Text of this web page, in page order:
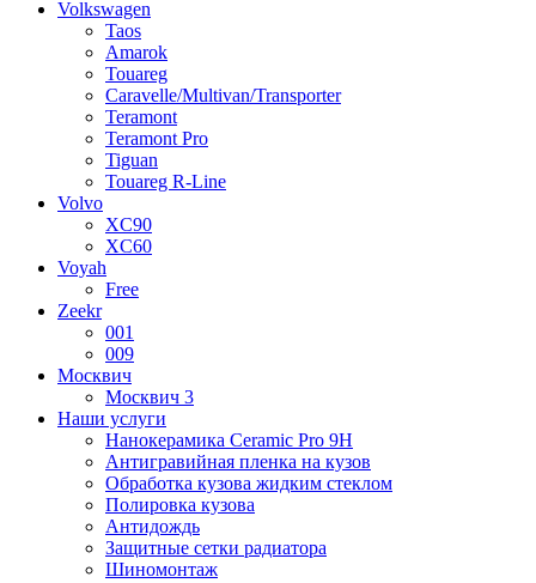
Volkswagen
Taos
Amarok
Touareg
Caravelle/Multivan/Transporter
Teramont
Teramont Pro
Tiguan
Touareg R-Line
Volvo
XC90
XC60
Voyah
Free
Zeekr
001
009
Москвич
Москвич 3
Наши услуги
Нанокерамика Ceramic Pro 9H
Антигравийная пленка на кузов
Обработка кузова жидким стеклом
Полировка кузова
Антидождь
Защитные сетки радиатора
Шиномонтаж